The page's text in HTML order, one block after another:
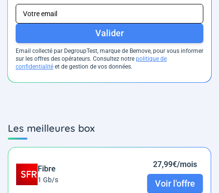
Valider
Email collecté par DegroupTest, marque de Bemove, pour vous informer
sur les offres des opérateurs. Consultez notre politique de
confidentialité et de gestion de vos données.
Les meilleures box
Fibre
1 Gb/s
27,99€/mois
Voir l'offre